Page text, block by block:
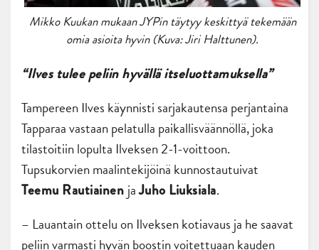
Mikko Kuukan mukaan JYPin täytyy keskittyä tekemään
omia asioita hyvin (Kuva: Jiri Halttunen).
“Ilves tulee peliin hyvällä itseluottamuksella”
Tampereen Ilves käynnisti sarjakautensa perjantaina
Tapparaa vastaan pelatulla paikallisväännöllä, joka
tilastoitiin lopulta Ilveksen 2-1-voittoon.
Tupsukorvien maalintekijöinä kunnostautuivat
Teemu Rautiainen jaJuho Liuksiala.
– Lauantain ottelu on Ilveksen kotiavaus ja he saavat
peliin varmasti hyvän boostin voitettuaan kauden